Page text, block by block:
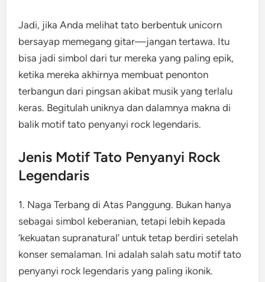
Jadi, jika Anda melihat tato berbentuk unicorn
bersayap memegang gitar—jangan tertawa. Itu
bisa jadi simbol dari tur mereka yang paling epik,
ketika mereka akhirnya membuat penonton
terbangun dari pingsan akibat musik yang terlalu
keras. Begitulah uniknya dan dalamnya makna di
balik motif tato penyanyi rock legendaris.
Jenis Motif Tato Penyanyi Rock
Legendaris
1. Naga Terbang di Atas Panggung. Bukan hanya
sebagai simbol keberanian, tetapi lebih kepada
‘kekuatan supranatural’ untuk tetap berdiri setelah
konser semalaman. Ini adalah salah satu motif tato
penyanyi rock legendaris yang paling ikonik.